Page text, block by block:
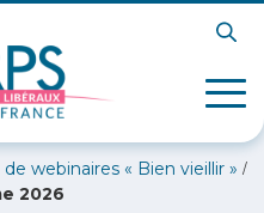
de webinaires « Bien vieillir » /
2026